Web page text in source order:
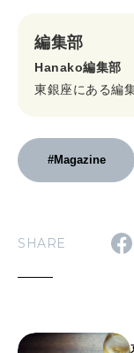
編集部
Hanako編集部
東銀座にある編
#Magazine
SHARE